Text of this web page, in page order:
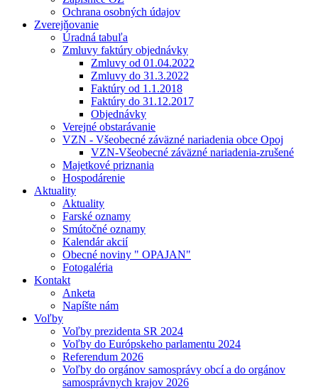
Ochrana osobných údajov
Zverejňovanie
Úradná tabuľa
Zmluvy faktúry objednávky
Zmluvy od 01.04.2022
Zmluvy do 31.3.2022
Faktúry od 1.1.2018
Faktúry do 31.12.2017
Objednávky
Verejné obstarávanie
VZN - Všeobecné záväzné nariadenia obce Opoj
VZN-Všeobecné záväzné nariadenia-zrušené
Majetkové priznania
Hospodárenie
Aktuality
Aktuality
Farské oznamy
Smútočné oznamy
Kalendár akcií
Obecné noviny " OPAJAN"
Fotogaléria
Kontakt
Anketa
Napíšte nám
Voľby
Voľby prezidenta SR 2024
Voľby do Európskeho parlamentu 2024
Referendum 2026
Voľby do orgánov samosprávy obcí a do orgánov
samosprávnych krajov 2026